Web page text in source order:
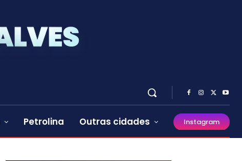
Petrolina Outras cidades Instagram